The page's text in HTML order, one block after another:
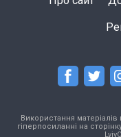
Використання
гіперпосиланні на